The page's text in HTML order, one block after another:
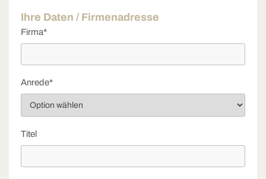
Ihre Daten / Firmenadresse
Firma*
Anrede*
Titel